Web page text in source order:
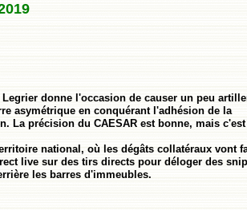
donne l'occasion de causer un peu
asymétrique en conquérant l'adhésion de la
La précision du CAESAR est bonne, mais c'est
national, où les dégâts collatéraux vont
live sur des tirs directs pour déloger des
les barres d'immeubles.